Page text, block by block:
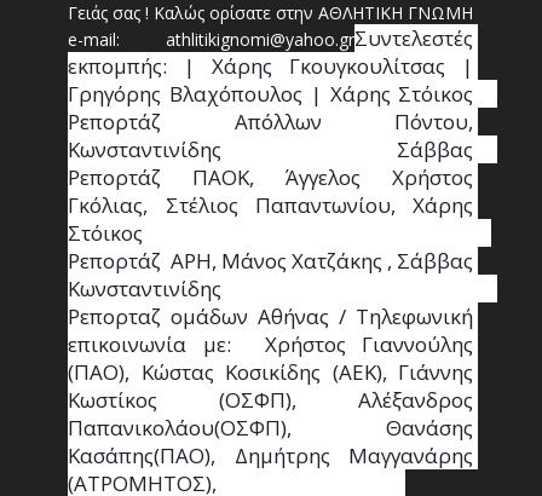
Γειάς σας ! Καλώς ορίσατε στην ΑΘΛΗΤΙΚΗ ΓΝΩΜΗ
e-mail: athlitikignomi@yahoo.grΣυντελεστές
εκπομπής: | Χάρης Γκουγκουλίτσας |
Γρηγόρης Βλαχόπουλος | Χάρης Στόικος
Ρεπορτάζ Απόλλων Πόντου,
Κωνσταντινίδης   Σάββας
Ρεπορτάζ ΠΑΟΚ, Άγγελος Χρήστος
Γκόλιας, Στέλιος Παπαντωνίου, Χάρης
Στόικος
Ρεπορτάζ  ΑΡΗ, Μάνος Χατζάκης , Σάββας
Κωνσταντινίδης
Ρεπορταζ ομάδων Αθήνας / Τηλεφωνική
επικοινωνία με:  Χρήστος Γιαννούλης
(ΠΑΟ), Κώστας Κοσικίδης (ΑΕΚ), Γιάννης
Κωστίκος (ΟΣΦΠ), Αλέξανδρος
Παπανικολάου(ΟΣΦΠ), Θανάσης
Κασάπης(ΠΑΟ), Δημήτρης Μαγγανάρης
(ΑΤΡΟΜΗΤΟΣ),